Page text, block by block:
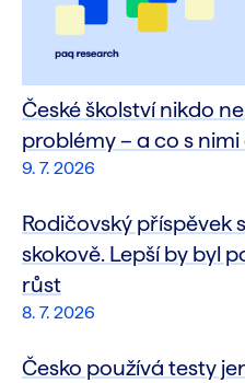
9. 7. 2026
České školství nikdo
problémy – a co s
8. 7. 2026
Rodičovský příspěvek
skokově. Lepší by byl
růst
Česko používá testy